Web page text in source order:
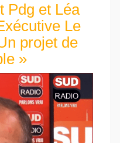
Pdg et Léa
Le
projet de
»